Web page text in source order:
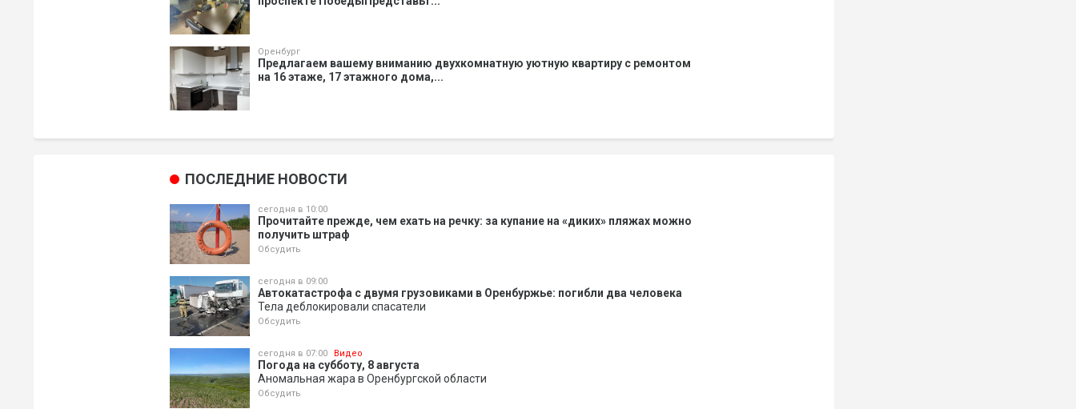
Оренбург
Предлагаем вашему вниманию двухкомнатную уютную квартиру с ремонтом
на 16 этаже, 17 этажного дома,...
ПОСЛЕДНИЕ НОВОСТИ
сегодня в 10:00
Прочитайте прежде, чем ехать на речку: за купание на «диких» пляжах можно
получить штраф
Обсудить
сегодня в 09:00
Автокатастрофа с двумя грузовиками в Оренбуржье: погибли два человека
Тела деблокировали спасатели
Обсудить
сегодня в 07:00 Видео
Погода на субботу, 8 августа
Аномальная жара в Оренбургской области
Обсудить